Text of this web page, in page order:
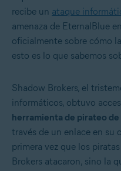
recibe un ataque
amenaza de EternalBlue
oficialmente sobre cómo
esto es lo que sabemos
Shadow Brokers, el
informáticos, obtuvo
herramienta de pirateo de
través de un enlace en su
primera vez que los
Brokers atacaron, sino la